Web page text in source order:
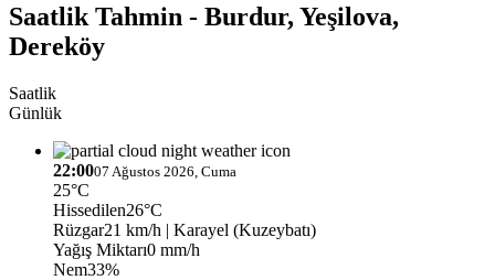
Saatlik Tahmin - Burdur, Yeşilova,
Dereköy
Saatlik
Günlük
22:0007 Ağustos 2026, Cuma
25°C
Hissedilen26°C
Rüzgar21 km/h | Karayel (Kuzeybatı)
Yağış Miktarı0 mm/h
Nem33%